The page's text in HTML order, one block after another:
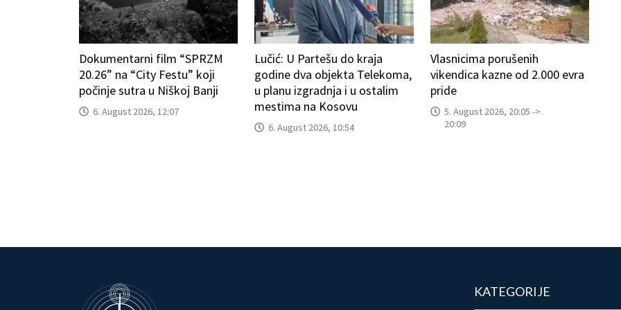
Dokumentarni film “SPRZM
20.26” na “City Festu” koji
počinje sutra u Niškoj Banji
6. August 2026, 12:07
Lučić: U Partešu do kraja
godine dva objekta Telekoma,
u planu izgradnja i u ostalim
mestima na Kosovu
6. August 2026, 10:54
Vlasnicima porušenih
vikendica kazne od 2.000 evra
pride
5. August 2026, 20:05 ->
20:09
KATEGORIJE